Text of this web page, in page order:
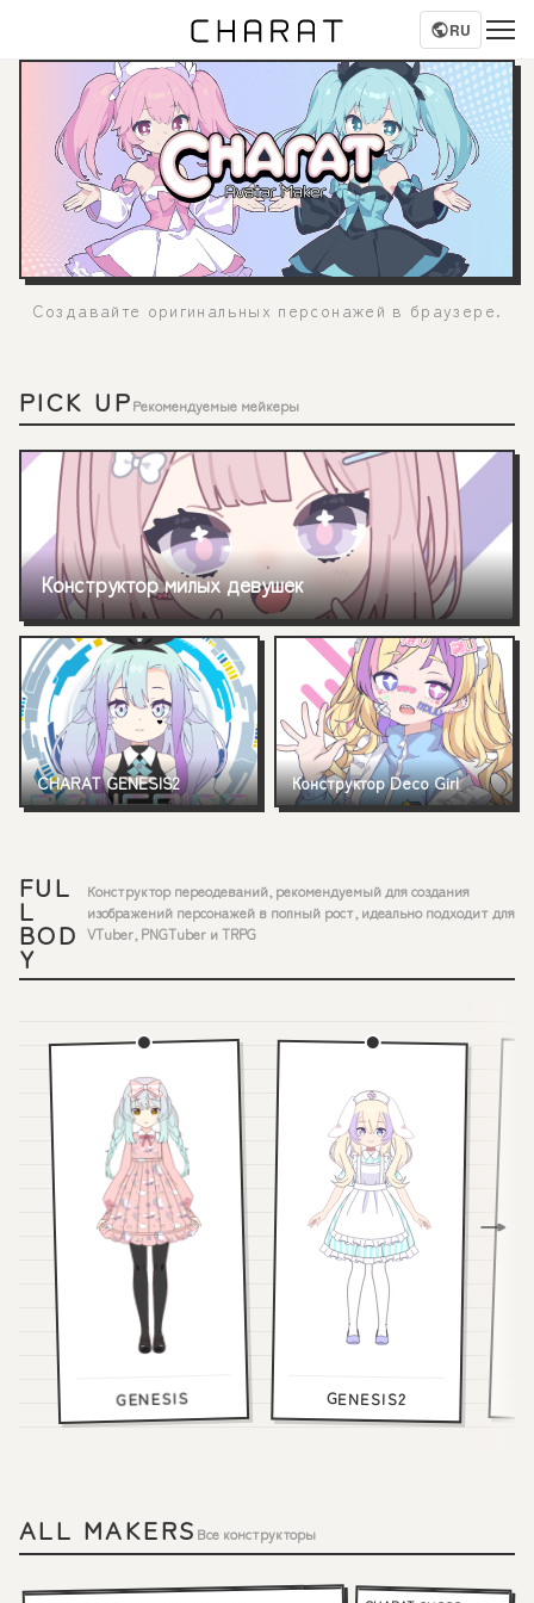
RU
Создавайте оригинальных персонажей в браузере.
PICK UPРекомендуемые мейкеры
Конструктор милых девушек
Мило или взросло — решать тебе!
CHARAT GENESIS2
Лучший конструктор персонажей в полный рост
Конструктор Deco Girl
Бесконечная милота!
FUL
L
BOD
Y
Конструктор переодеваний, рекомендуемый для создания
изображений персонажей в полный рост, идеально подходит для
VTuber, PNGTuber и TRPG
GENESIS GENESIS2
ALL MAKERS Все конструкторы